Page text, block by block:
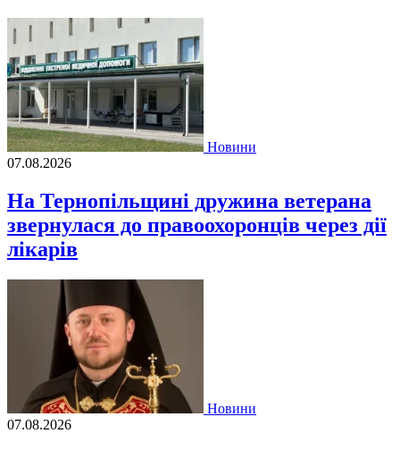
Новини
07.08.2026
На Тернопільщині дружина ветерана
звернулася до правоохоронців через дії
лікарів
Новини
07.08.2026